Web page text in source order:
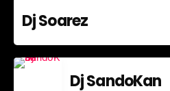
Dj Soarez
Dj SandoKan